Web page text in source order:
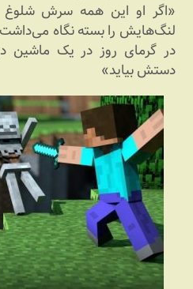
«اگر او این همه سرش شلوغ
لنگ‌هایش را بسته نگاه می‌داشت
در گرمای روز در یک ماشین
دستش بیاید»